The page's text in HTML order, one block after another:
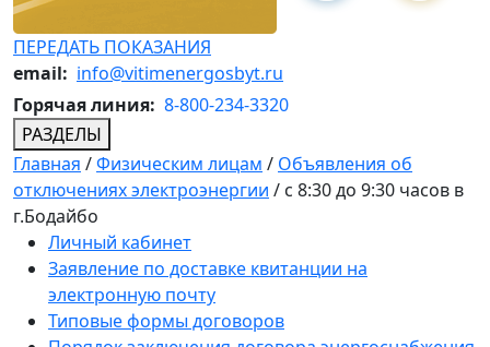
ПЕРЕДАТЬ ПОКАЗАНИЯ
email: info@vitimenergosbyt.ru
Горячая линия: 8-800-234-3320
РАЗДЕЛЫ
Главная /Физическим лицам / Объявления об
отключениях электроэнергии / с 8:30 до 9:30 часов в
г.Бодайбо
Личный кабинет
Заявление по доставке квитанции на
электронную почту
Типовые формы договоров